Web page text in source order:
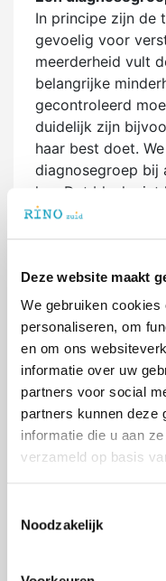
Deze website maakt
We gebruiken
personaliseren, om
en om ons
informatie over uw
partners voor social
partners kunnen deze
informatie die u aan
verzameld op basis
Noodzakelijk
In principe zijn de
gevoelig voor
meerderheid vult
belangrijke
gecontroleerd
duidelijk zijn
haar best doet.
diagnosegroep bij
lag. Dat bleek niet
wel dat er een
vragenlijsten heel
voor hen is er alles
aanmerking te
bleek dat de tests
mensen met een
storing,
vervolgonderzoek
zoals naar de
problematiek.”
Een week op
werkt als
psychologie.